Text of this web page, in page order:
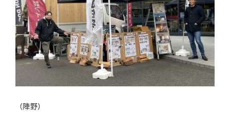
（陣野）